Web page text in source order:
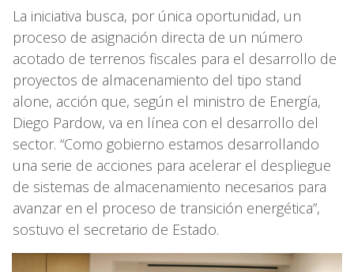
La iniciativa busca, por única oportunidad, un
proceso de asignación directa de un número
acotado de terrenos fiscales para el desarrollo de
proyectos de almacenamiento del tipo stand
alone, acción que, según el ministro de Energía,
Diego Pardow, va en línea con el desarrollo del
sector. “Como gobierno estamos desarrollando
una serie de acciones para acelerar el despliegue
de sistemas de almacenamiento necesarios para
avanzar en el proceso de transición energética”,
sostuvo el secretario de Estado.